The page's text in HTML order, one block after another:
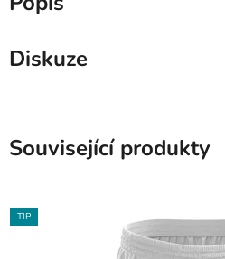
Diskuze
Související produkty
TIP